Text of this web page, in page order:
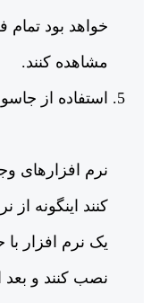
خواهد بود تمام
مشاهده کنند.
استفاده از
نرم افزارهای
کنند اینگونه از
یک نرم افزار
نصب کنند و بعد